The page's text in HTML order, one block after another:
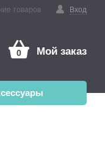
Вход
товаров
0 Мой заказ